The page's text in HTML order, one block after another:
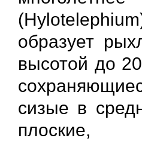
образует
высотой до
сизые в
плоские,